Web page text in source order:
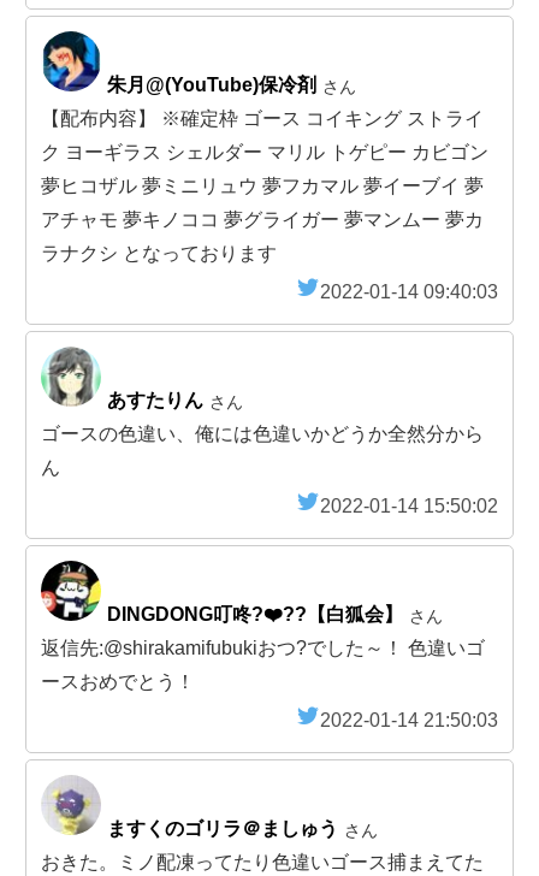
朱月@(YouTube)保冷剤 さん
【配布内容】 ※確定枠 ゴース コイキング ストライ
ク ヨーギラス シェルダー マリル トゲピー カビゴン
夢ヒコザル 夢ミニリュウ 夢フカマル 夢イーブイ 夢
アチャモ 夢キノココ 夢グライガー 夢マンムー 夢カ
ラナクシ となっております
2022-01-14 09:40:03
あすたりん さん
ゴースの色違い、俺には色違いかどうか全然分から
ん
2022-01-14 15:50:02
DINGDONG叮咚?❤️‍??【白狐会】 さん
返信先:@shirakamifubukiおつ?でした～！ 色違いゴ
ースおめでとう！
2022-01-14 21:50:03
ますくのゴリラ＠ましゅう さん
おきた。ミノ配凍ってたり色違いゴース捕まえてた